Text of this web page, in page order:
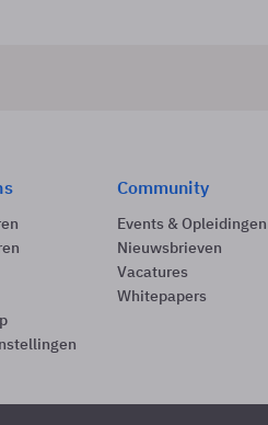
Community
Events & Opleidingen
Nieuwsbrieven
Vacatures
Whitepapers